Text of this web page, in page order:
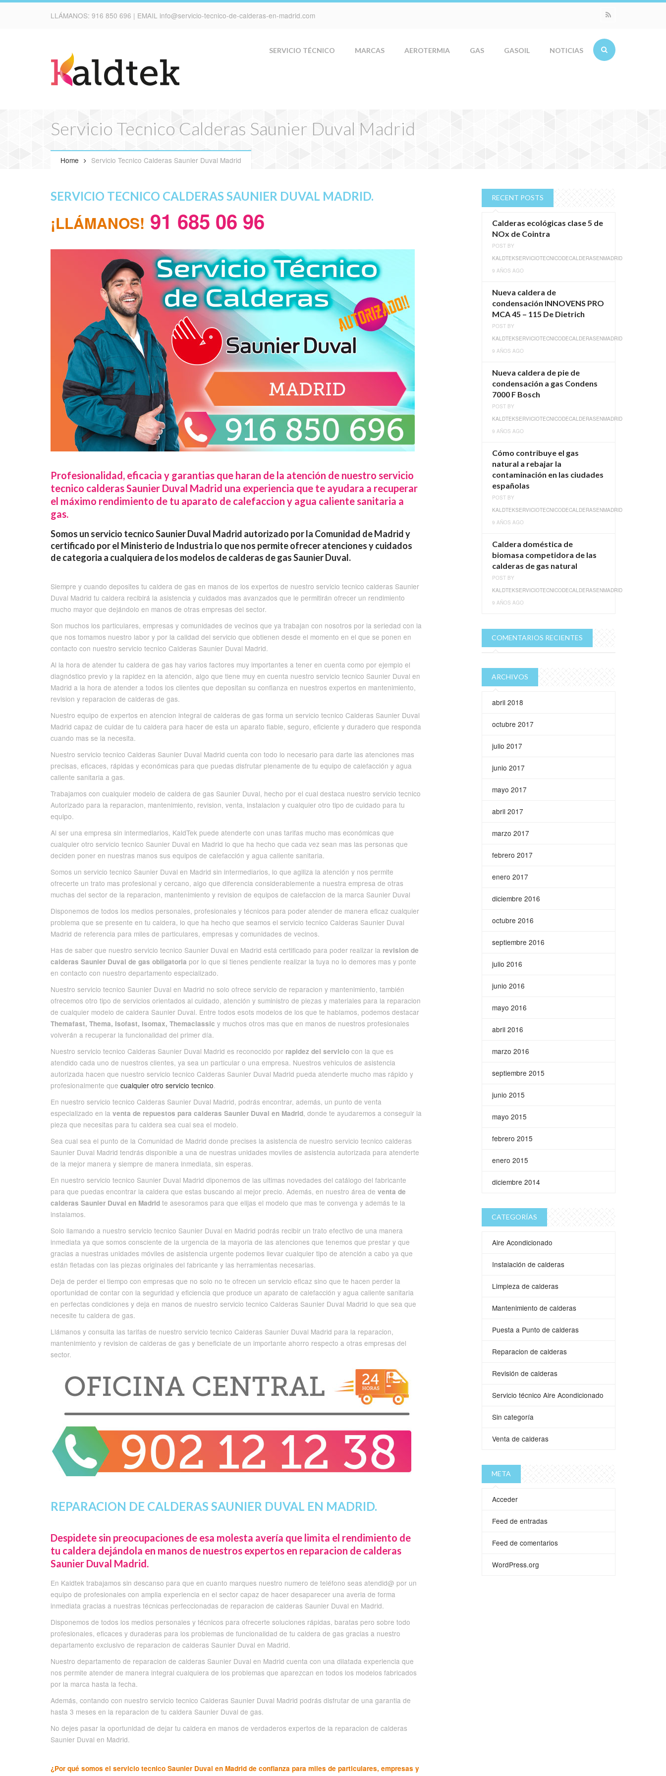
LLÁMANOS: 916 850 696 | EMAIL info@servicio-tecnico-de-calderas-en-madrid.com
SERVICIO TÉCNICO MARCAS AEROTERMIA GAS GASOIL NOTICIAS
Servicio Tecnico Calderas Saunier Duval Madrid
Home Servicio Tecnico Calderas Saunier Duval Madrid
SERVICIO TECNICO CALDERAS SAUNIER DUVAL MADRID.
¡LLÁMANOS! 91 685 06 96
Profesionalidad, eficacia y garantias que haran de la atención de nuestro servicio
tecnico calderas Saunier Duval Madrid una experiencia que te ayudara a recuperar
el máximo rendimiento de tu aparato de calefaccion y agua caliente sanitaria a
gas.
Somos un servicio tecnico Saunier Duval Madrid autorizado por la Comunidad de Madrid y
certificado por el Ministerio de Industria lo que nos permite ofrecer atenciones y cuidados
de categoria a cualquiera de los modelos de calderas de gas Saunier Duval.
Siempre y cuando deposites tu caldera de gas en manos de los expertos de nuestro servicio tecnico calderas Saunier
Duval Madrid tu caldera recibirá la asistencia y cuidados mas avanzados que le permitirán ofrecer un rendimiento
mucho mayor que dejándolo en manos de otras empresas del sector.
Son muchos los particulares, empresas y comunidades de vecinos que ya trabajan con nosotros por la seriedad con la
que nos tomamos nuestro labor y por la calidad del servicio que obtienen desde el momento en el que se ponen en
contacto con nuestro servicio tecnico Calderas Saunier Duval Madrid.
Al la hora de atender tu caldera de gas hay varios factores muy importantes a tener en cuenta como por ejemplo el
diagnóstico previo y la rapidez en la atención, algo que tiene muy en cuenta nuestro servicio tecnico Saunier Duval en
Madrid a la hora de atender a todos los clientes que depositan su confianza en nuestros expertos en mantenimiento,
revision y reparacion de calderas de gas.
Nuestro equipo de expertos en atencion integral de calderas de gas forma un servicio tecnico Calderas Saunier Duval
Madrid capaz de cuidar de tu caldera para hacer de esta un aparato fiable, seguro, eficiente y duradero que responda
cuando mas se la necesita.
Nuestro servicio tecnico Calderas Saunier Duval Madrid cuenta con todo lo necesario para darte las atenciones mas
precisas, eficaces, rápidas y económicas para que puedas disfrutar plenamente de tu equipo de calefacción y agua
caliente sanitaria a gas.
Trabajamos con cualquier modelo de caldera de gas Saunier Duval, hecho por el cual destaca nuestro servicio tecnico
Autorizado para la reparacion, mantenimiento, revision, venta, instalacion y cualquier otro tipo de cuidado para tu
equipo.
Al ser una empresa sin intermediarios, KaldTek puede atenderte con unas tarifas mucho mas económicas que
cualquier otro servicio tecnico Saunier Duval en Madrid lo que ha hecho que cada vez sean mas las personas que
deciden poner en nuestras manos sus equipos de calefacción y agua caliente sanitaria.
Somos un servicio tecnico Saunier Duval en Madrid sin intermediarios, lo que agiliza la atención y nos permite
ofrecerte un trato mas profesional y cercano, algo que diferencia considerablemente a nuestra empresa de otras
muchas del sector de la reparacion, mantenimiento y revision de equipos de calefaccion de la marca Saunier Duval
Disponemos de todos los medios personales, profesionales y técnicos para poder atender de manera eficaz cualquier
problema que se presente en tu caldera, lo que ha hecho que seamos el servicio tecnico Calderas Saunier Duval
Madrid de referencia para miles de particulares, empresas y comunidades de vecinos.
Has de saber que nuestro servicio tecnico Saunier Duval en Madrid está certificado para poder realizar la revision de
calderas Saunier Duval de gas obligatoria por lo que si tienes pendiente realizar la tuya no lo demores mas y ponte
en contacto con nuestro departamento especializado.
Nuestro servicio tecnico Saunier Duval en Madrid no solo ofrece servicio de reparacion y mantenimiento, también
ofrecemos otro tipo de servicios orientados al cuidado, atención y suministro de piezas y materiales para la reparacion
de cualquier modelo de caldera Saunier Duval. Entre todos esots modelos de los que te hablamos, podemos destacar
Themafast, Thema, Isofast, Isomax, Themaclassic y muchos otros mas que en manos de nuestros profesionales
volverán a recuperar la funcionalidad del primer día.
Nuestro servicio tecnico Calderas Saunier Duval Madrid es reconocido por rapidez del servicio con la que es
atendido cada uno de nuestros clientes, ya sea un particular o una empresa. Nuestros vehiculos de asistencia
autorizada hacen que nuestro servicio tecnico Calderas Saunier Duval Madrid pueda atenderte mucho mas rápido y
profesionalmente que cualquier otro servicio tecnico.
En nuestro servicio tecnico Calderas Saunier Duval Madrid, podrás encontrar, además, un punto de venta
especializado en la venta de repuestos para calderas Saunier Duval en Madrid, donde te ayudaremos a conseguir la
pieza que necesitas para tu caldera sea cual sea el modelo.
Sea cual sea el punto de la Comunidad de Madrid donde precises la asistencia de nuestro servicio tecnico calderas
Saunier Duval Madrid tendrás disponible a una de nuestras unidades moviles de asistencia autorizada para atenderte
de la mejor manera y siempre de manera inmediata, sin esperas.
En nuestro servicio tecnico Saunier Duval Madrid diponemos de las ultimas novedades del catálogo del fabricante
para que puedas encontrar la caldera que estas buscando al mejor precio. Además, en nuestro área de venta de
calderas Saunier Duval en Madrid te asesoramos para que elijas el modelo que mas te convenga y además te la
instalamos.
Solo llamando a nuestro servicio tecnico Saunier Duval en Madrid podrás recibir un trato efectivo de una manera
inmediata ya que somos consciente de la urgencia de la mayoria de las atenciones que tenemos que prestar y que
gracias a nuestras unidades móviles de asistencia urgente podemos llevar cualquier tipo de atención a cabo ya que
están fletadas con las piezas originales del fabricante y las herramientas necesarias.
Deja de perder el tiempo con empresas que no solo no te ofrecen un servicio eficaz sino que te hacen perder la
oportunidad de contar con la seguridad y eficiencia que produce un aparato de calefacción y agua caliente sanitaria
en perfectas condiciones y deja en manos de nuestro servicio tecnico Calderas Saunier Duval Madrid lo que sea que
necesite tu caldera de gas.
Llámanos y consulta las tarifas de nuestro servicio tecnico Calderas Saunier Duval Madrid para la reparacion,
mantenimiento y revision de calderas de gas y beneficiate de un importante ahorro respecto a otras empresas del
sector.
REPARACION DE CALDERAS SAUNIER DUVAL EN MADRID.
Despidete sin preocupaciones de esa molesta avería que limita el rendimiento de
tu caldera dejándola en manos de nuestros expertos en reparacion de calderas
Saunier Duval Madrid.
En Kaldtek trabajamos sin descanso para que en cuanto marques nuestro numero de teléfono seas atendid@ por un
equipo de profesionales con amplia experiencia en el sector capaz de hacer desaparecer una averia de forma
inmediata gracias a nuestras técnicas perfeccionadas de reparacion de calderas Saunier Duval en Madrid.
Disponemos de todos los medios personales y técnicos para ofrecerte soluciones rápidas, baratas pero sobre todo
profesionales, eficaces y duraderas para los problemas de funcionalidad de tu caldera de gas gracias a nuestro
departamento exclusivo de reparacion de calderas Saunier Duval en Madrid.
Nuestro departamento de reparacion de calderas Saunier Duval en Madrid cuenta con una dilatada experiencia que
nos permite atender de manera integral cualquiera de los problemas que aparezcan en todos los modelos fabricados
por la marca hasta la fecha.
Además, contando con nuestro servicio tecnico Calderas Saunier Duval Madrid podrás disfrutar de una garantia de
hasta 3 meses en la reparacion de tu caldera Saunier Duval de gas.
No dejes pasar la oportunidad de dejar tu caldera en manos de verdaderos expertos de la reparacion de calderas
Saunier Duval en Madrid.
¿Por qué somos el servicio tecnico Saunier Duval en Madrid de confianza para miles de particulares, empresas y
RECENT POSTS
Calderas ecológicas clase 5 de
NOx de Cointra
POST BY
KALDTEKSERVICIOTECNICODECALDERASENMADRID
9 AÑOS AGO
Nueva caldera de
condensación INNOVENS PRO
MCA 45 – 115 De Dietrich
POST BY
KALDTEKSERVICIOTECNICODECALDERASENMADRID
9 AÑOS AGO
Nueva caldera de pie de
condensación a gas Condens
7000 F Bosch
POST BY
KALDTEKSERVICIOTECNICODECALDERASENMADRID
9 AÑOS AGO
Cómo contribuye el gas
natural a rebajar la
contaminación en las ciudades
españolas
POST BY
KALDTEKSERVICIOTECNICODECALDERASENMADRID
9 AÑOS AGO
Caldera doméstica de
biomasa competidora de las
calderas de gas natural
POST BY
KALDTEKSERVICIOTECNICODECALDERASENMADRID
9 AÑOS AGO
COMENTARIOS RECIENTES
ARCHIVOS
abril 2018
octubre 2017
julio 2017
junio 2017
mayo 2017
abril 2017
marzo 2017
febrero 2017
enero 2017
diciembre 2016
octubre 2016
septiembre 2016
julio 2016
junio 2016
mayo 2016
abril 2016
marzo 2016
septiembre 2015
junio 2015
mayo 2015
febrero 2015
enero 2015
diciembre 2014
CATEGORÍAS
Aire Acondicionado
Instalación de calderas
Limpieza de calderas
Mantenimiento de calderas
Puesta a Punto de calderas
Reparacion de calderas
Revisión de calderas
Servicio técnico Aire Acondicionado
Sin categoría
Venta de calderas
META
Acceder
Feed de entradas
Feed de comentarios
WordPress.org